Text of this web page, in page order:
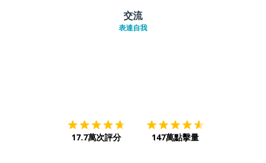
交流
表達自我
17.7萬次評分 147萬點擊量